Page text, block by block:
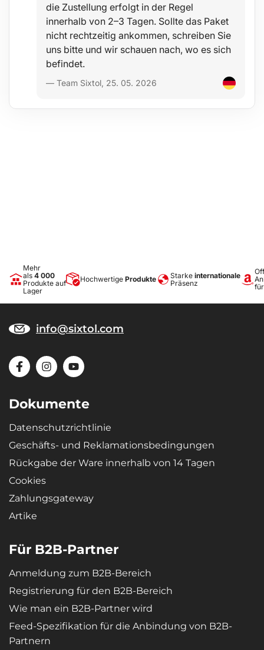
Ein unangenehmen Verrutschen der Matten auf dem
Fahrzeugboden oder ein Aufrollen unter den Pedalen wird durch
eine spezielle Anti-Rutsch-Struktur auf der Unterseite der Matten
wirksam verhindert, die sich leicht am originalen Bodenbelag
befestigt.
die Zustellung erfolgt in der Regel
innerhalb von 2–3 Tagen. Sollte das Paket
nicht rechtzeitig ankommen, schreiben Sie
uns bitte und wir schauen nach, wo es sich
befindet.
— Team Sixtol, 25. 05. 2026
Mehr
als 4 000
Produkte auf
Lager
Hochwertige Produkte Starke internationale
Präsenz
info@sixtol.com
Dokumente
Datenschutzrichtlinie
Geschäfts- und Reklamationsbedingungen
Rückgabe der Ware innerhalb von 14 Tagen
Cookies
Zahlungsgateway
Artike
Für B2B-Partner
Anmeldung zum B2B-Bereich
Registrierung für den B2B-Bereich
Wie man ein B2B-Partner wird
Feed-Spezifikation für die Anbindung von B2B-
Partnern